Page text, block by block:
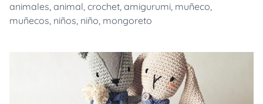
animales, animal, crochet, amigurumi, muñeco,
muñecos, niños, niño, mongoreto